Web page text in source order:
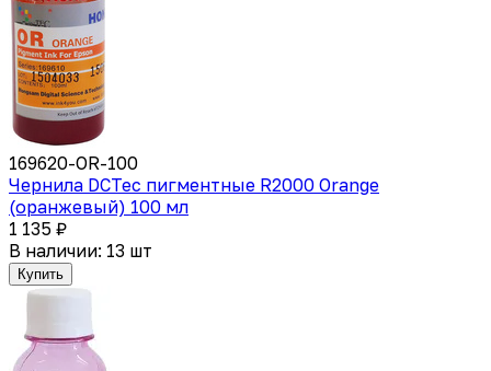
169620-OR-100
Чернила DCTec пигментные R2000 Orange
(оранжевый) 100 мл
1 135 ₽
В наличии: 13 шт
Купить